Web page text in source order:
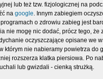
lub też tzw. fizjologicznej na
na google. Innym zabiegiem
o zdrowiu zabieg jest
nie mogę nic dodać, prócz tego, że
oczyszczające opisane we
którym nie nabieramy powietrza do
rozszerza klatka piersiowa. Po
lub gwizdali - cienką strużką.